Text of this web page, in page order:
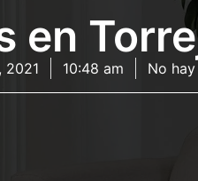
en
2021 10:48 am No